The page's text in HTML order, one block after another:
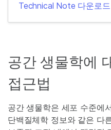
Technical Note 다운로드
공간 생물학에
접근법
공간 생물학은 세포 수준에
단백질체학 정보와 같은 다